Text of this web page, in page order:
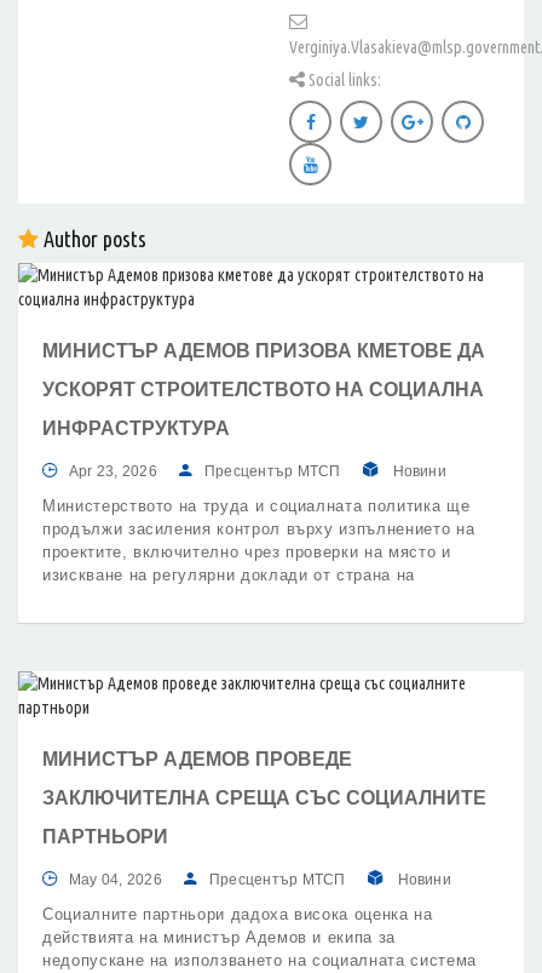
Social links:
Author posts
МИНИСТЪР АДЕМОВ ПРИЗОВА КМЕТОВЕ ДА
УСКОРЯТ СТРОИТЕЛСТВОТО НА СОЦИАЛНА
ИНФРАСТРУКТУРА
Apr 23, 2026 Пресцентър МТСП Новини
Министерството на труда и социалната политика ще
продължи засиления контрол върху изпълнението на
проектите, включително чрез проверки на място и
изискване на регулярни доклади от страна на
МИНИСТЪР АДЕМОВ ПРОВЕДЕ
ЗАКЛЮЧИТЕЛНА СРЕЩА СЪС СОЦИАЛНИТЕ
ПАРТНЬОРИ
May 04, 2026 Пресцентър МТСП Новини
Социалните партньори дадоха висока оценка на
действията на министър Адемов и екипа за
недопускане на използването на социалната система